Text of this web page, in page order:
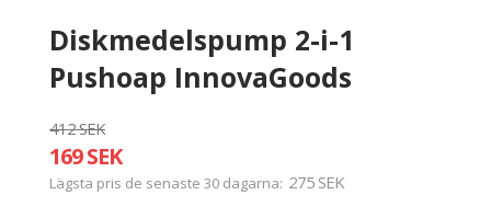
Diskmedelspump 2-i-1
Pushoap InnovaGoods
412 SEK
169 SEK
Lägsta pris de senaste 30 dagarna 275 SEK